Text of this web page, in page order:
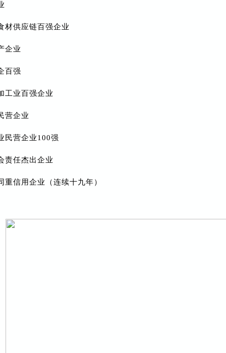
材供应链百强企业
企业
百强
工业百强企业
营企业
民营企业100强
责任杰出企业
重信用企业（连续十九年）